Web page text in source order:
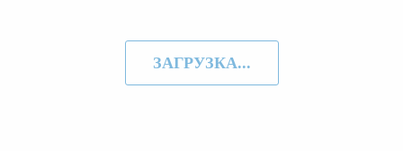
ЗАГРУЗКА...